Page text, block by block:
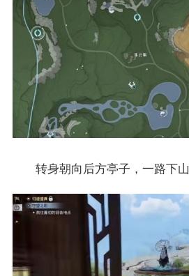
转身朝向后方亭子，一路下山